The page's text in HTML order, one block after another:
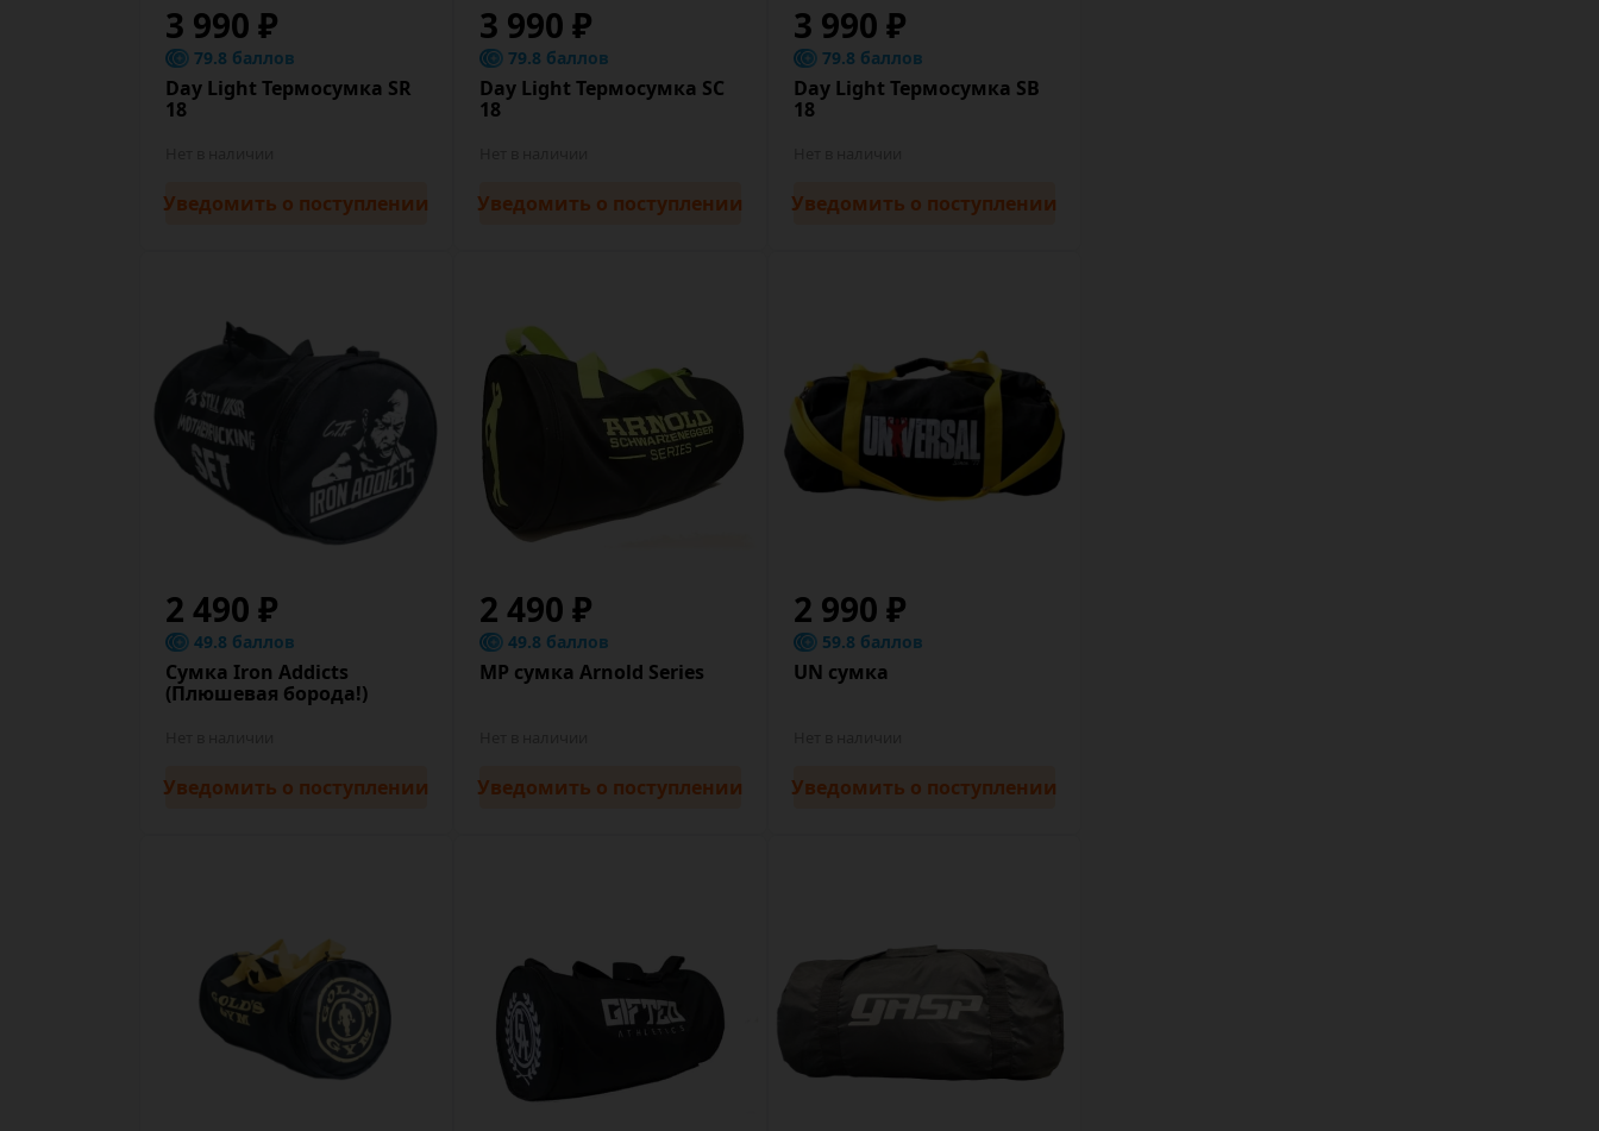
3 990 ₽
79.8 баллов
Day Light Термосумка SR
18
Уведомить о поступлении
3 990 ₽
79.8 баллов
Day Light Термосумка SC
18
Уведомить о поступлении
3 990 ₽
79.8 баллов
Day Light Термосумка SВ
18
Уведомить о поступлении
2 490 ₽
49.8 баллов
Сумка Iron Addicts
(Плюшевая борода!)
Уведомить о поступлении
2 490 ₽
49.8 баллов
MP сумка Arnold Series
Уведомить о поступлении
2 990 ₽
59.8 баллов
UN сумка
Уведомить о поступлении